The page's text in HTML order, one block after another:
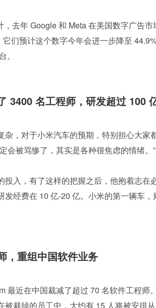
去年 Google 和 Meta 在美国数字广告
们预计这个数字今年会进一步降至
3400 名工程师，研发超过 100
，对于小米汽车的预期，特别担心大家
会被骂惨了，其实是各种很焦虑的情绪。”
入，有了这样的把握之后，他抱着志在
经费在 10 亿-20 亿。小米的第一辆车
，重组中国软件业务
最近在中国裁减了超过 70 名软件工程师
裁掉的员工中，大约有 15 人将被安排